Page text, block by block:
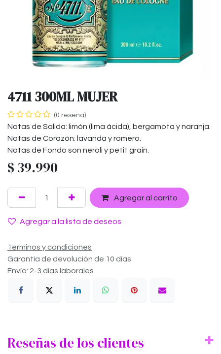
4711 300ML MUJER
(0 reseña)
Notas de Salida: limón (lima ácida), bergamota y naranja.
Notas de Corazón: lavanda y romero.
Notas de Fondo son neroli y petit grain.
$ 39.990
Agregar al carrito
Agregar a la lista de deseos
Términos y condiciones
Garantía de devolución de 10 días
Envío: 2-3 días laborales
Reseñas de los clientes